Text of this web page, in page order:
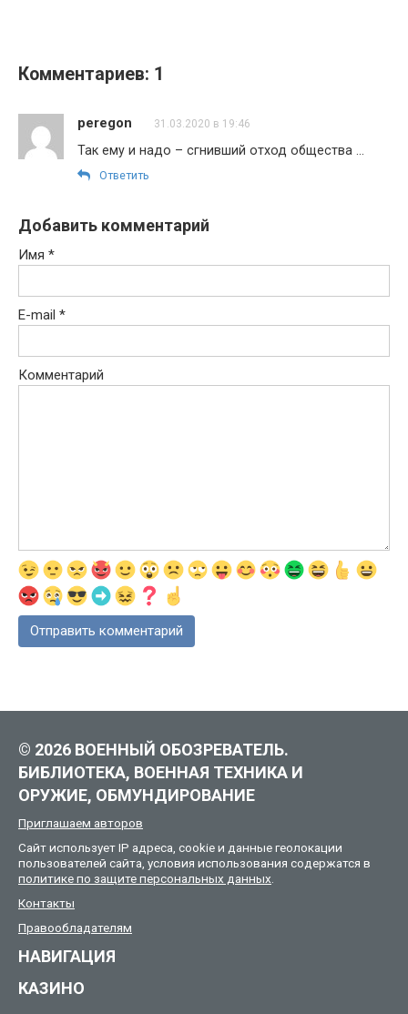
Комментариев: 1
peregon 31.03.2020 в 19:46
Так ему и надо – сгнивший отход общества …
Ответить
Добавить комментарий
Имя *
E-mail *
Комментарий
© 2026 ВОЕННЫЙ ОБОЗРЕВАТЕЛЬ.
БИБЛИОТЕКА, ВОЕННАЯ ТЕХНИКА И
ОРУЖИЕ, ОБМУНДИРОВАНИЕ
Приглашаем авторов
Сайт использует IP адреса, cookie и данные геолокации
пользователей сайта, условия использования содержатся в
политике по защите персональных данных
Контакты
Правообладателям
НАВИГАЦИЯ
КАЗИНО